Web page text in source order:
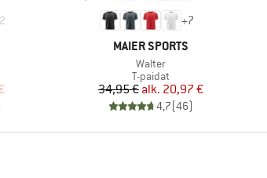
2
hinta
+7
MERKKI
MAIER SPORTS
Tuote
Walter
Tuoteryhmä
T-paidat
Hinta
34,95 € Alennettu hinta
alk. 20,97 €
4,7(46)